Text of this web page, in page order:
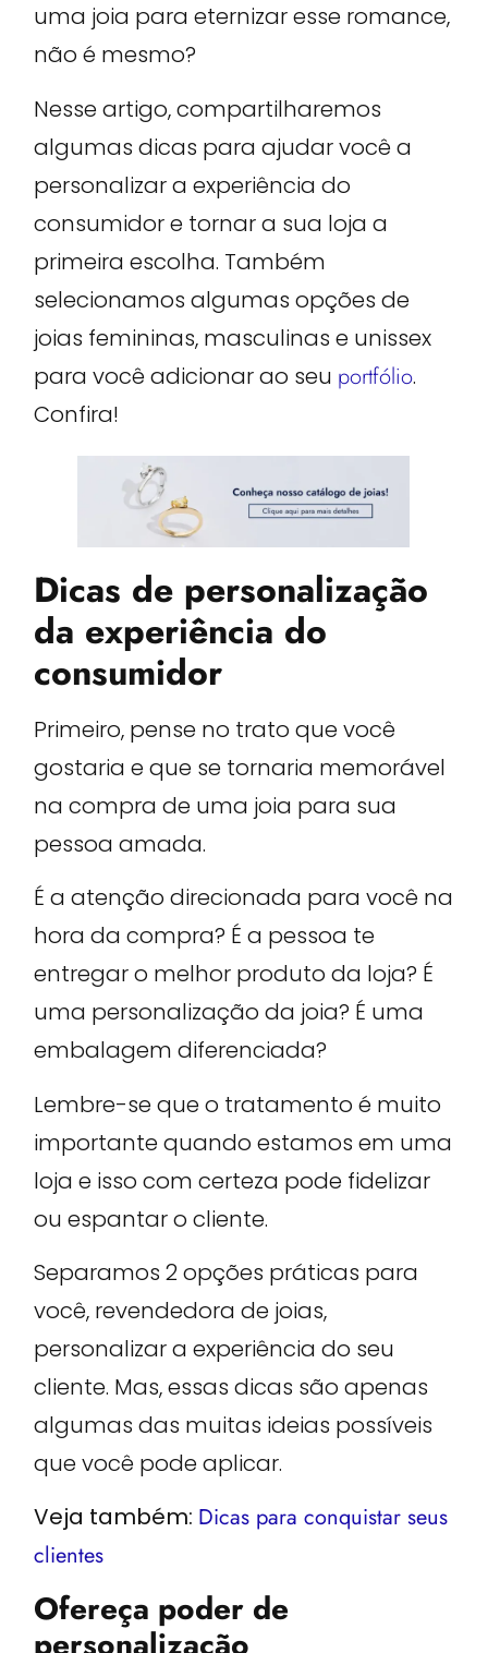
uma joia para eternizar esse romance,
não é mesmo?
Nesse artigo, compartilharemos
algumas dicas para ajudar você a
personalizar a experiência do
consumidor e tornar a sua loja a
primeira escolha. Também
selecionamos algumas opções de
joias femininas, masculinas e unissex
para você adicionar ao seu portfólio.
Confira!
Dicas de personalização
da experiência do
consumidor
Primeiro, pense no trato que você
gostaria e que se tornaria memorável
na compra de uma joia para sua
pessoa amada.
É a atenção direcionada para você na
hora da compra? É a pessoa te
entregar o melhor produto da loja? É
uma personalização da joia? É uma
embalagem diferenciada?
Lembre-se que o tratamento é muito
importante quando estamos em uma
loja e isso com certeza pode fidelizar
ou espantar o cliente.
Separamos 2 opções práticas para
você, revendedora de joias,
personalizar a experiência do seu
cliente. Mas, essas dicas são apenas
algumas das muitas ideias possíveis
que você pode aplicar.
Veja também: Dicas para conquistar seus
clientes
Ofereça poder de